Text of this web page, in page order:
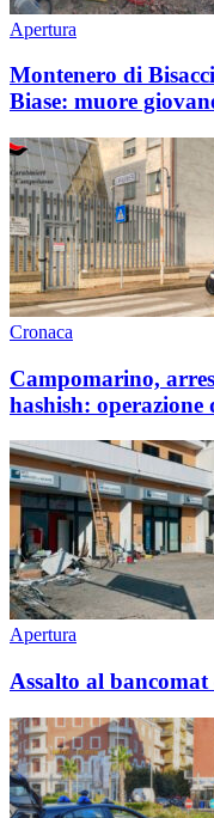
Apertura
Montenero di
Biase: muore
Cronaca
Campomarino,
hashish:
Apertura
Assalto al